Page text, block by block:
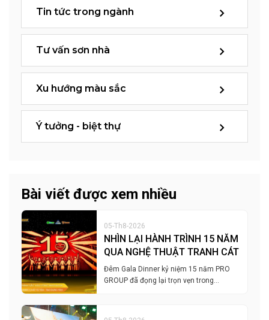
Tin tức trong ngành
Tư vấn sơn nhà
Xu hướng màu sắc
Ý tưởng - biệt thự
Bài viết được xem nhiều
05-Th8-2026
NHÌN LẠI HÀNH TRÌNH 15 NĂM
QUA NGHỆ THUẬT TRANH CÁT
Đêm Gala Dinner kỷ niệm 15 năm PRO
GROUP đã đọng lại trọn vẹn trong…